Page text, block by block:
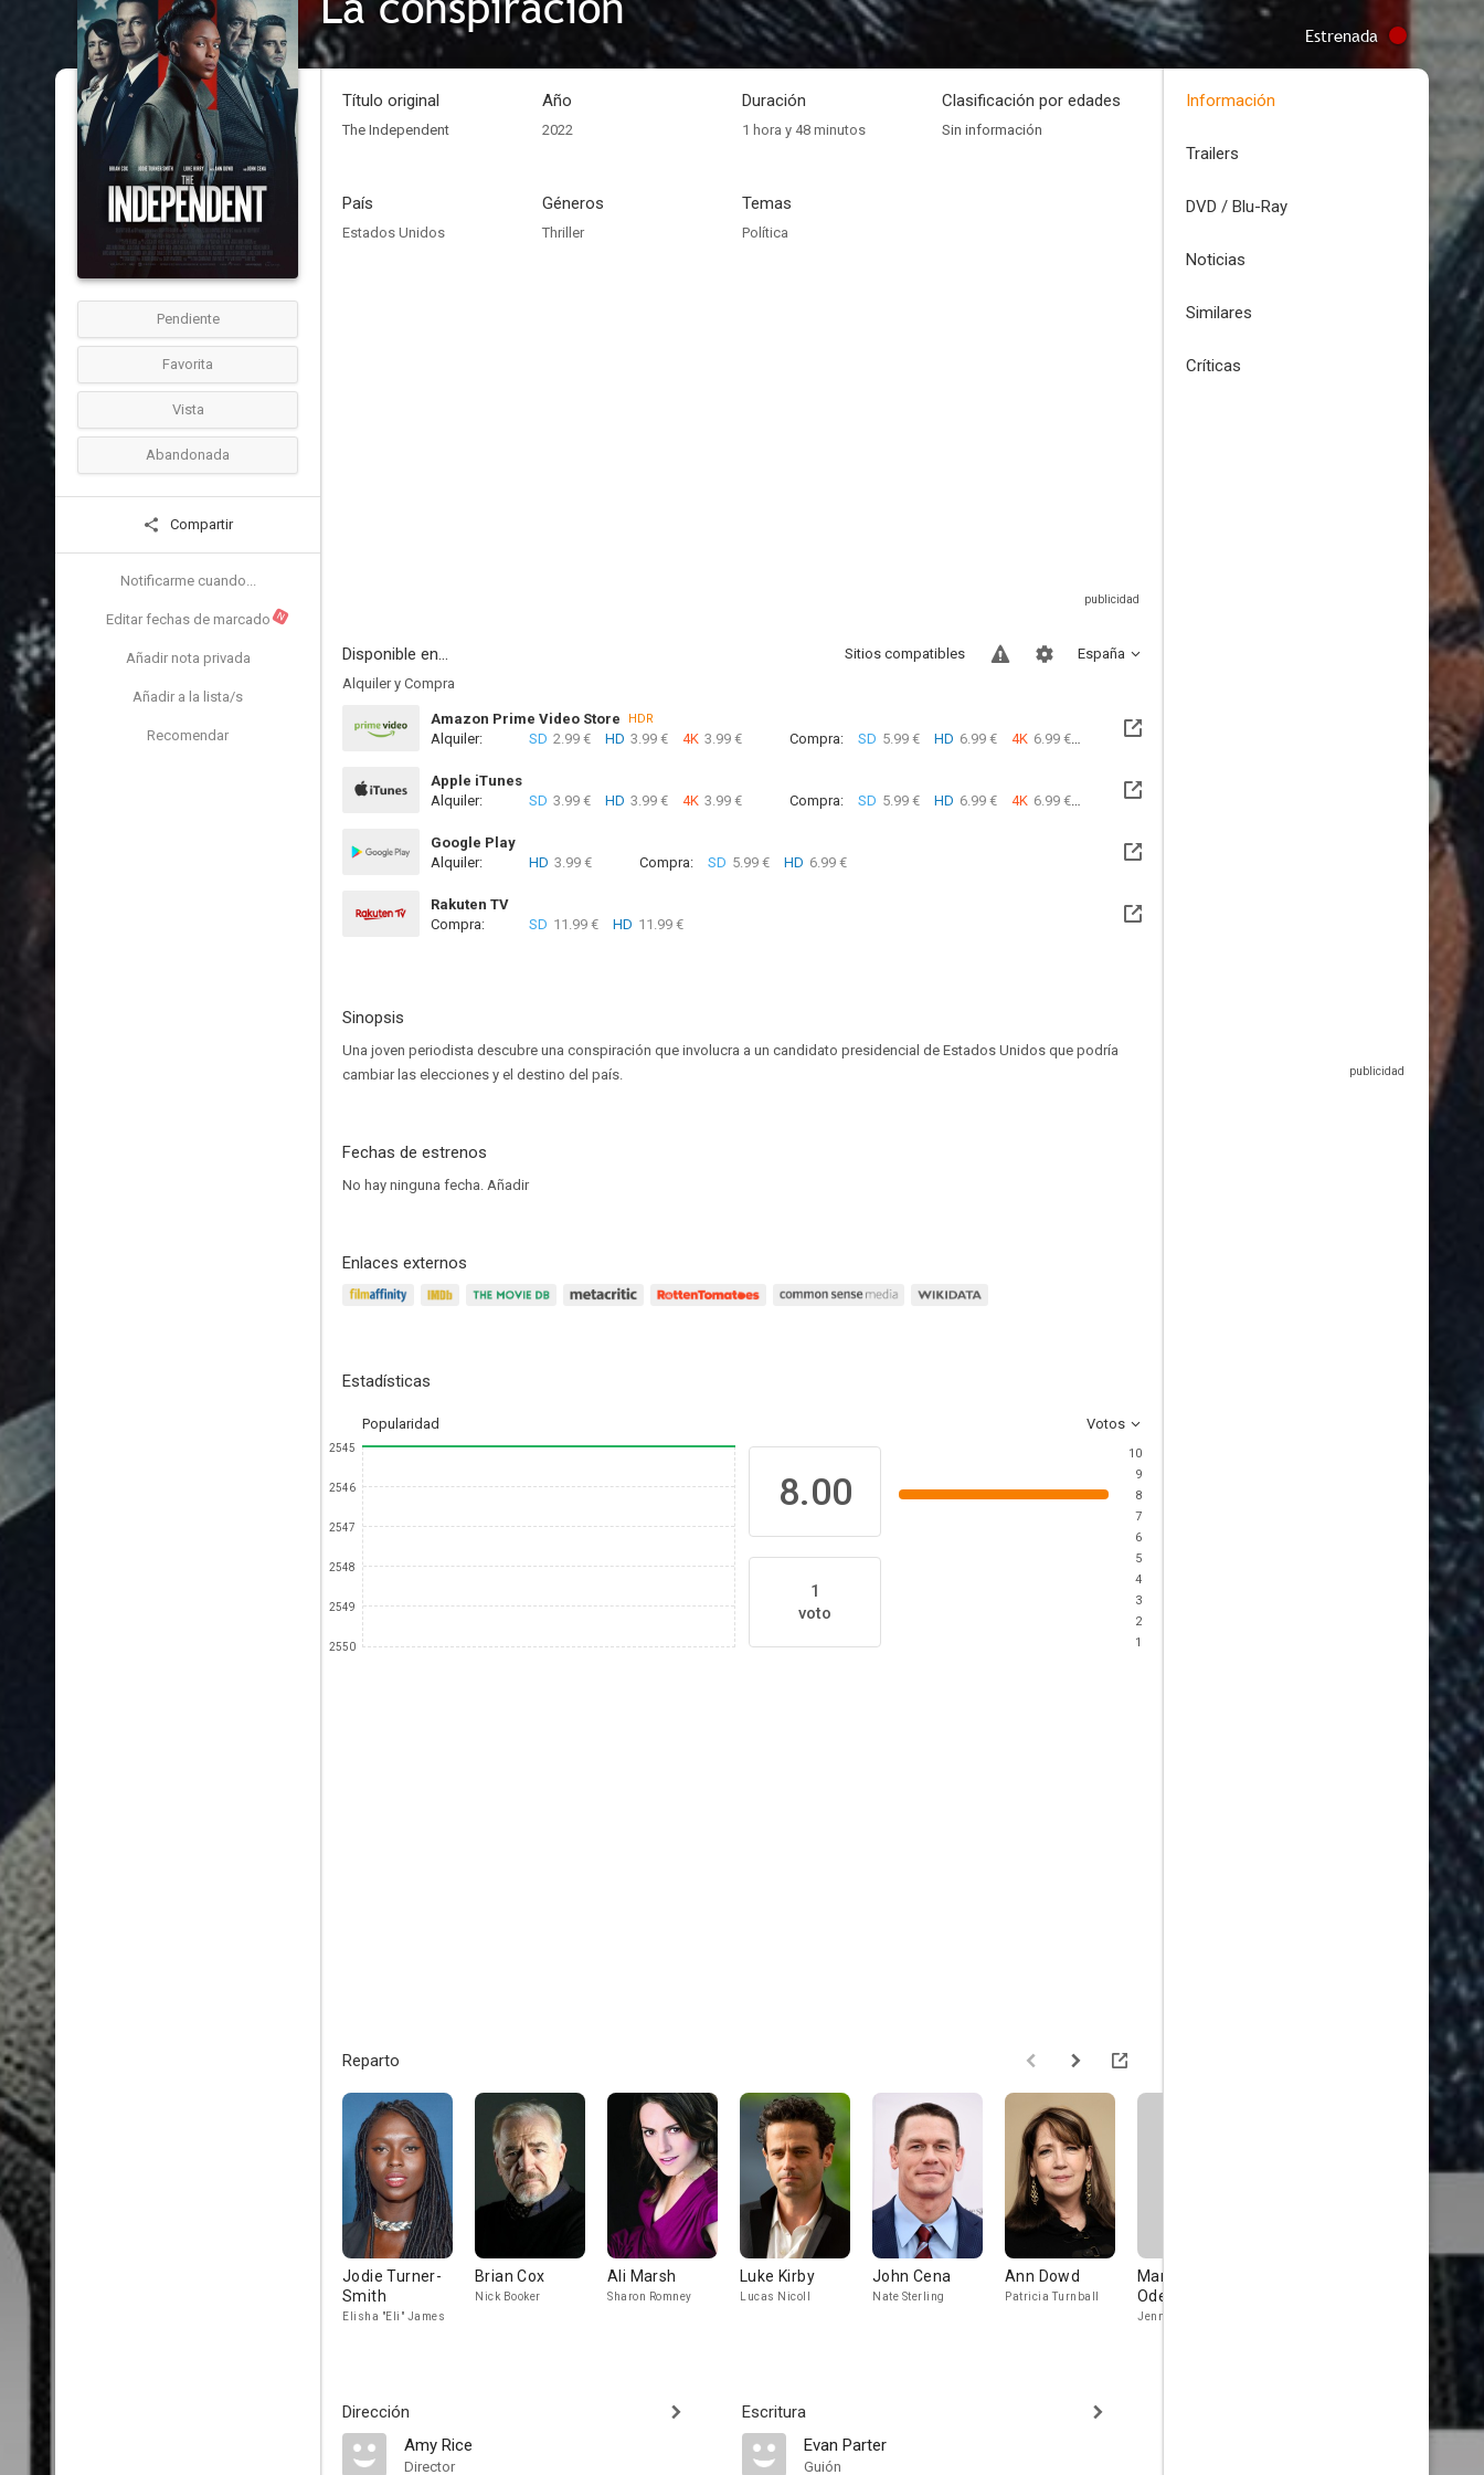
Estrenada
Pendiente
Favorita
Vista
Abandonada
Compartir
Notificarme cuando...
Editar fechas de marcado N
Añadir nota privada
Añadir a la lista/s
Recomendar
Título original
The Independent
Año
2022
Duración
1 hora y 48 minutos
Clasificación por edades
Sin información
País
Estados Unidos
Géneros
Thriller
Temas
Política
Disponible en... España
Sitios compatibles
Alquiler y Compra
Amazon Prime Video Store HDR
Alquiler: SD 2.99 € HD 3.99 € 4K 3.99 € Compra: SD 5.99 € HD 6.99 € 4K 6.99 €
Apple iTunes
Alquiler:
SD 3.99 € HD 3.99 € 4K 3.99 € Compra: SD 5.99 € HD 6.99 € 4K 6.99 €
Google Play
Alquiler:
HD 3.99 € Compra: SD 5.99 € HD 6.99 €
Rakuten TV
Compra:
SD 11.99 € HD 11.99 €
Sinopsis
Una joven periodista descubre una conspiración que involucra a un candidato presidencial de Estados Unidos que podría
cambiar las elecciones y el destino del país.
Fechas de estrenos
No hay ninguna fecha. Añadir
Enlaces externos
Estadísticas
Popularidad Votos
2545
2546
2547
2548
2549
2550
8.00
1
voto
10
9
8
7
6
5
4
3
2
1
Reparto
Jodie Turner-
Smith
Elisha "Eli" James
Brian Cox
Nick Booker
Ali Marsh
Sharon Romney
Luke Kirby
Lucas Nicoll
John Cena
Nate Sterling
Ann Dowd
Patricia Turnball
Margaret
Odette
Jennifer Cooke
Dirección
Amy Rice
Director
Escritura
Evan Parter
Guión
Información
Trailers
DVD / Blu-Ray
Noticias
Similares
Críticas